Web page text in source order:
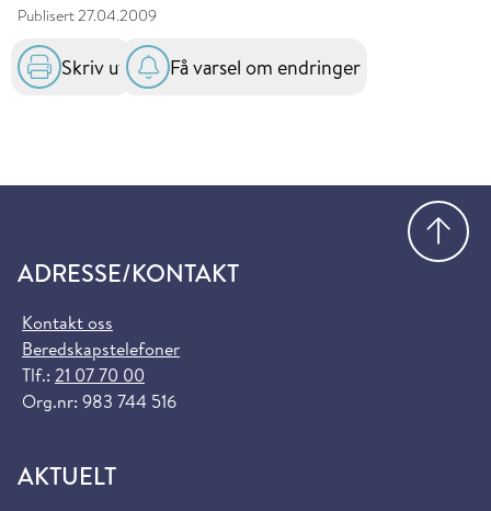
Publisert27.04.2009
Skriv ut Få varsel om endringer
ADRESSE/KONTAKT
Kontakt oss
Beredskapstelefoner
Tlf.: 21 07 70 00
Org.nr: 983 744 516
AKTUELT